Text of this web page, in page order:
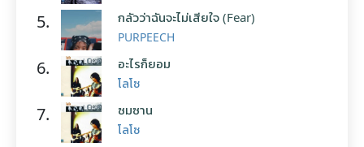
5. กลัวว่าฉันจะไม่เสียใจ (Fear)
PURPEECH
6. อะไรก็ยอม
โลโซ
7. ซมซาน
โลโซ